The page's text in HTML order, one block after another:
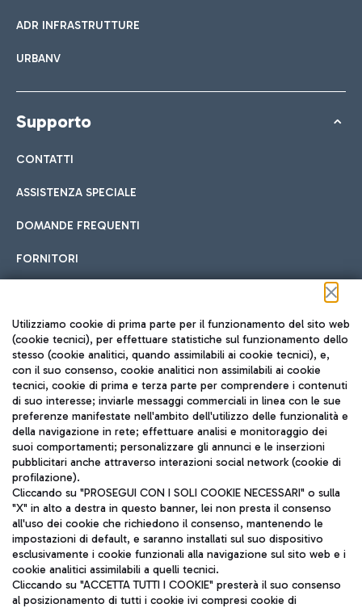
ADR INFRASTRUTTURE
URBANV
Supporto
CONTATTI
ASSISTENZA SPECIALE
DOMANDE FREQUENTI
FORNITORI
Seguici sui social
TRAVEL JOURNAL
ITA
Aeroporti di Roma S.p.A. - Società soggetta a direzione e
coordinamento di Mundys S.p.A.
Codice fiscale e Registro delle Imprese di Roma 13032990155 P.
Utilizziamo cookie di prima parte per il funzionamento del sito web
(cookie tecnici), per effettuare statistiche sul funzionamento dello
stesso (cookie analitici, quando assimilabili ai cookie tecnici), e,
con il suo consenso, cookie analitici non assimilabili ai cookie
tecnici, cookie di prima e terza parte per comprendere i contenuti
di suo interesse; inviarle messaggi commerciali in linea con le sue
preferenze manifestate nell'ambito dell'utilizzo delle funzionalità e
della navigazione in rete; effettuare analisi e monitoraggio dei
suoi comportamenti; personalizzare gli annunci e le inserzioni
pubblicitari anche attraverso interazioni social network (cookie di
profilazione).
Cliccando su "PROSEGUI CON I SOLI COOKIE NECESSARI" o sulla
"X" in alto a destra in questo banner, lei non presta il consenso
all'uso dei cookie che richiedono il consenso, mantenendo le
impostazioni di default, e saranno installati sul suo dispositivo
esclusivamente i cookie funzionali alla navigazione sul sito web e i
cookie analitici assimilabili a quelli tecnici.
Cliccando su "ACCETTA TUTTI I COOKIE" presterà il suo consenso
al posizionamento di tutti i cookie ivi compresi cookie di